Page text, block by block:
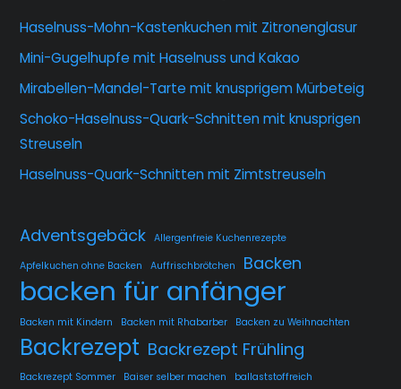
Haselnuss-Mohn-Kastenkuchen mit Zitronenglasur
Mini-Gugelhupfe mit Haselnuss und Kakao
Mirabellen-Mandel-Tarte mit knusprigem Mürbeteig
Schoko-Haselnuss-Quark-Schnitten mit knusprigen
Streuseln
Haselnuss-Quark-Schnitten mit Zimtstreuseln
Adventsgebäck Allergenfreie Kuchenrezepte
Apfelkuchen ohne Backen Auffrischbrötchen Backen
backen für anfänger
Backen mit Kindern Backen mit Rhabarber Backen zu Weihnachten
Backrezept Backrezept Frühling
Backrezept Sommer Baiser selber machen ballaststoffreich